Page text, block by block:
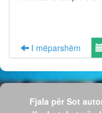
I mëparshëm
Fjala për Sot